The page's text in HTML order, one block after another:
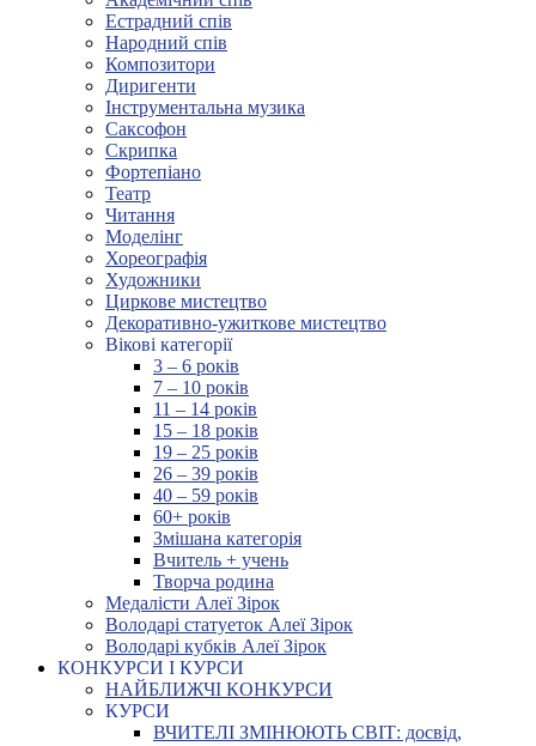
Естрадний спів
Народний спів
Композитори
Диригенти
Інструментальна музика
Саксофон
Скрипка
Фортепіано
Театр
Читання
Моделінг
Хореографія
Художники
Циркове мистецтво
Декоративно-ужиткове мистецтво
Вікові категорії
3 – 6 років
7 – 10 років
11 – 14 років
15 – 18 років
19 – 25 років
26 – 39 років
40 – 59 років
60+ років
Змішана категорія
Вчитель + учень
Творча родина
Медалісти Алеї Зірок
Володарі статуеток Алеї Зірок
Володарі кубків Алеї Зірок
КОНКУРСИ І КУРСИ
НАЙБЛИЖЧІ КОНКУРСИ
КУРСИ
ВЧИТЕЛІ ЗМІНЮЮТЬ СВІТ: досвід,